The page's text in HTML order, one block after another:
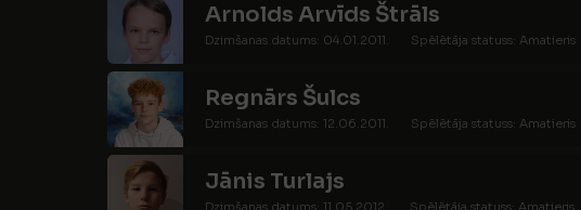
Arnolds Arvīds Štrāls
Dzimšanas datums: 04.01.2011. Spēlētāja statuss: Amatieris
Regnārs Šulcs
Dzimšanas datums: 12.06.2011. Spēlētāja statuss: Amatieris
Jānis Turlajs
Dzimšanas datums: 11.05.2012. Spēlētāja statuss: Amatieris